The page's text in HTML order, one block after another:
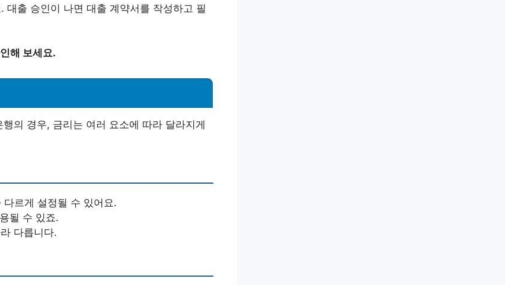
대출 승인이 나면 대출 계약서를 작성하고 필
해 보세요.
의 경우, 금리는 여러 요소에 따라 달라지게
르게 설정될 수 있어요.
될 수 있죠.
다릅니다.